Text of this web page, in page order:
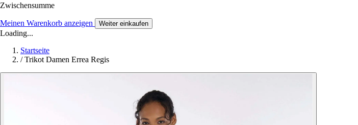
Zwischensumme
Meinen Warenkorb anzeigen Weiter einkaufen
Loading...
Startseite
/ Trikot Damen Errea Regis